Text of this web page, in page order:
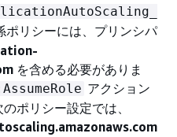
ポリシーには、プリンシパ
を含める必要がありま
アクション
ポリシー設定では、